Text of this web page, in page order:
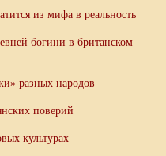
из мифа в реальность
богини в британском
разных народов
поверий
культурах